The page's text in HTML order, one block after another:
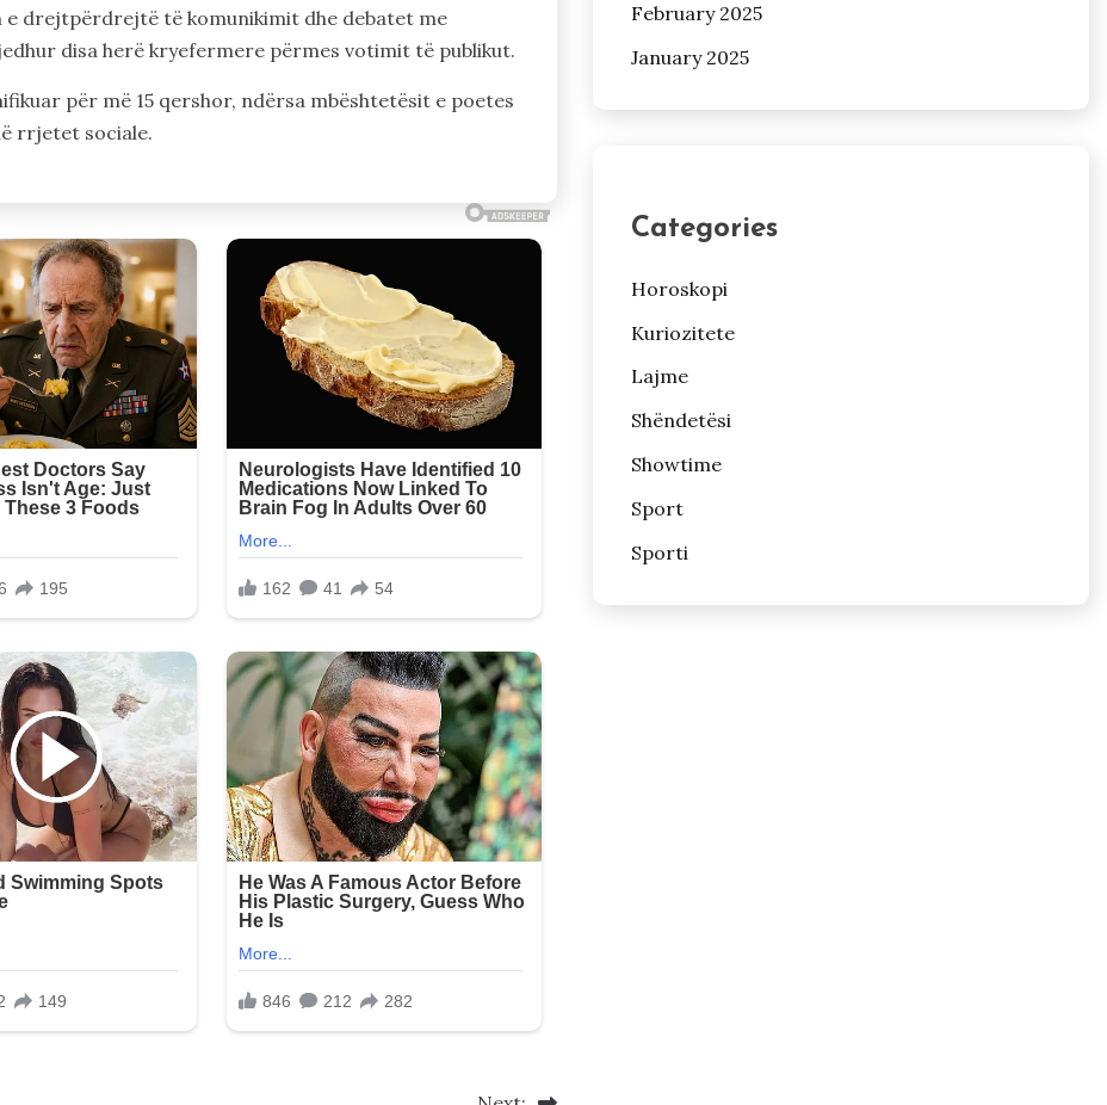
e drejtpërdrejtë të komunikimit dhe debatet me
disa herë kryefermere përmes votimit të publikut.
për më 15 qershor, ndërsa mbështetësit e poetes
rrjetet sociale.
February 2025
January 2025
Categories
Horoskopi
Kuriozitete
Lajme
Shëndetësi
Showtime
Sport
Sporti